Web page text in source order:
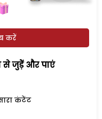
करें
से जुड़ेें और पाएं
कंटेंट